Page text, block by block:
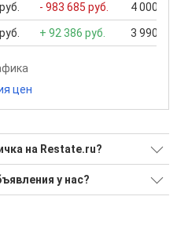
- 983 685 руб. 4 000
+ 92 386 руб. 3 990
цен
на Restate.ru?
вторичка?
объявления
у нас?